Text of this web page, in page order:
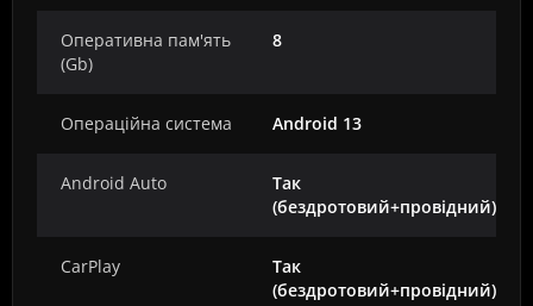
Оперативна пам'ять
(Gb)
8
Операційна система Android 13
Android Auto
Так
(бездротовий+провідний)
CarPlay
Так
(бездротовий+провідний)